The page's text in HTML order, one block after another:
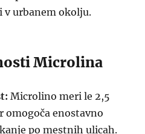
urbanem okolju.
Microlina
Microlino meri le 2,5
omogoča enostavno
po mestnih ulicah.